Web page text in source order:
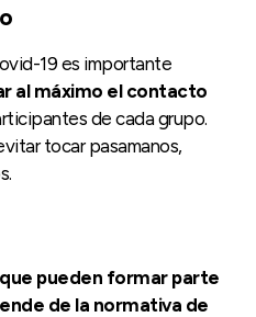
19 es importante
al máximo el contacto
de cada grupo.
tocar pasamanos,
pueden formar parte
de la normativa de